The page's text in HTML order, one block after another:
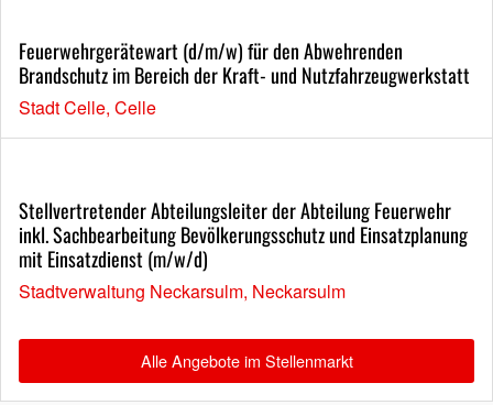
Feuerwehrgerätewart (d/m/w) für den Abwehrenden
Brandschutz im Bereich der Kraft- und Nutzfahrzeugwerkstatt
Stadt Celle, Celle
Stellvertretender Abteilungsleiter der Abteilung Feuerwehr
inkl. Sachbearbeitung Bevölkerungsschutz und Einsatzplanung
mit Einsatzdienst (m/w/d)
Stadtverwaltung Neckarsulm, Neckarsulm
Alle Angebote im Stellenmarkt